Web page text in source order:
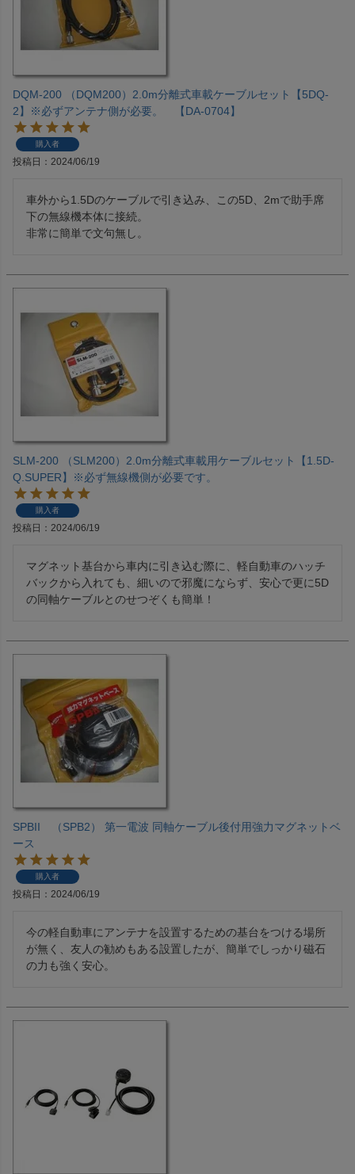
DQM-200 （DQM200）2.0m分離式車載ケーブルセット【5DQ-
2】※必ずアンテナ側が必要。 【DA-0704】
購入者
投稿日 2024/06/19
車外から1.5Dのケーブルで引き込み、この5D、2mで助手席
下の無線機本体に接続。
非常に簡単で文句無し。
SLM-200 （SLM200）2.0m分離式車載用ケーブルセット【1.5D-
Q.SUPER】※必ず無線機側が必要です。
購入者
投稿日 2024/06/19
マグネット基台から車内に引き込む際に、軽自動車のハッチ
バックから入れても、細いので邪魔にならず、安心で更に5D
の同軸ケーブルとのせつぞくも簡単！
SPBII （SPB2） 第一電波 同軸ケーブル後付用強力マグネットベ
ース
購入者
投稿日 2024/06/19
今の軽自動車にアンテナを設置するための基台をつける場所
が無く、友人の勧めもある設置したが、簡単でしっかり磁石
の力も強く安心。